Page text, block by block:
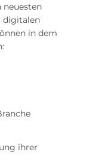
digitalen
in dem
ihrer